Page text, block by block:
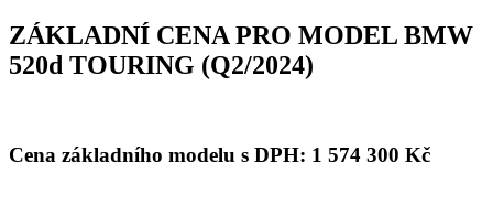
ZÁKLADNÍ CENA PRO MODEL BMW
520d TOURING (Q2/2024)
Cena základního modelu s DPH: 1 574 300 Kč